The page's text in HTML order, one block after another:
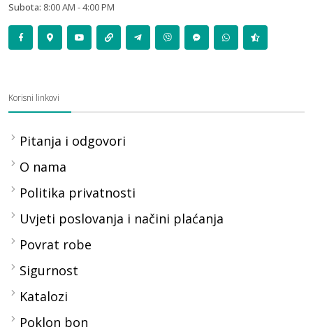
Subota: 8:00 AM - 4:00 PM
Korisni linkovi
Pitanja i odgovori
O nama
Politika privatnosti
Uvjeti poslovanja i načini plaćanja
Povrat robe
Sigurnost
Katalozi
Poklon bon